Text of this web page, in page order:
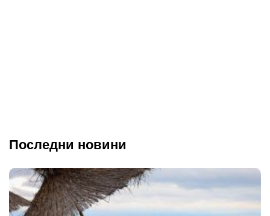
Последни новини